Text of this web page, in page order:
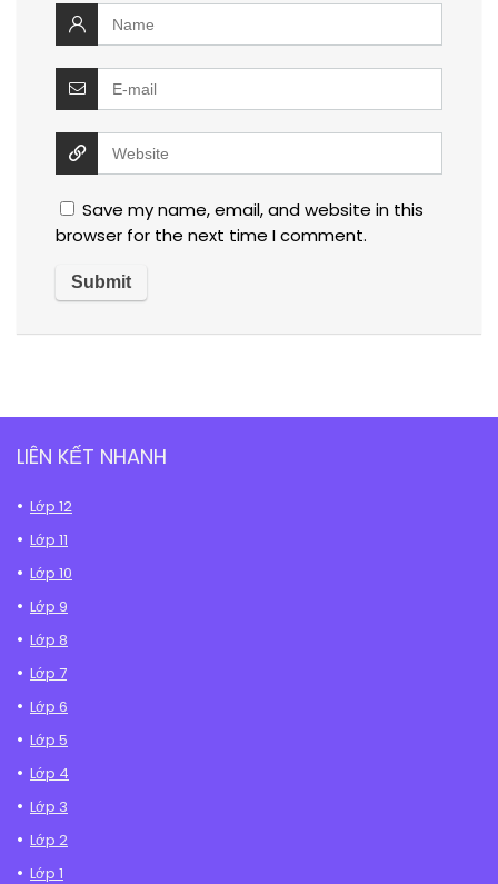
Save my name, email, and website in this
browser for the next time I comment.
LIÊN KẾT NHANH
Lớp 12
Lớp 11
Lớp 10
Lớp 9
Lớp 8
Lớp 7
Lớp 6
Lớp 5
Lớp 4
Lớp 3
Lớp 2
Lớp 1